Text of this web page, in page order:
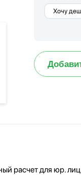
Хочу
расчет для юр. лиц